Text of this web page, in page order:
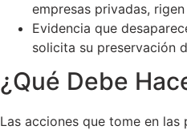
empresas privadas,
Evidencia que
solicita su preservación
¿Qué Debe
Las acciones que tome en